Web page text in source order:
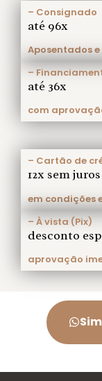
– Consignado
até 96x
Aposentados
–
até 36x
com
– Cartão de
12x sem juros
em condições
– À vista (Pix)
desconto
aprovação